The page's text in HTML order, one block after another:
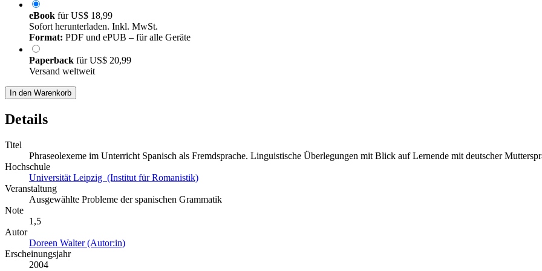
eBook fürUS$ 18,99
Sofort herunterladen. Inkl. MwSt.
Format: PDF und ePUB – für alle Geräte
Paperback fürUS$ 20,99
Versand weltweit
In den Warenkorb
Details
Titel
Phraseolexeme im Unterricht Spanisch als Fremdsprache. Linguistische Überlegungen mit Blick auf Lernende mit deutscher
Hochschule
Universität Leipzig (Institut für Romanistik)
Veranstaltung
Ausgewählte Probleme der spanischen Grammatik
Note
1,5
Autor
Doreen Walter (Autor:in)
Erscheinungsjahr
2004